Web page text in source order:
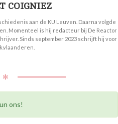
COIGNIEZ
aan de KU Leuven. Daarna volgde
Momenteel is hij redacteur bij De Reactor
Sinds september 2023 schrijft hij voor
✻
ons!